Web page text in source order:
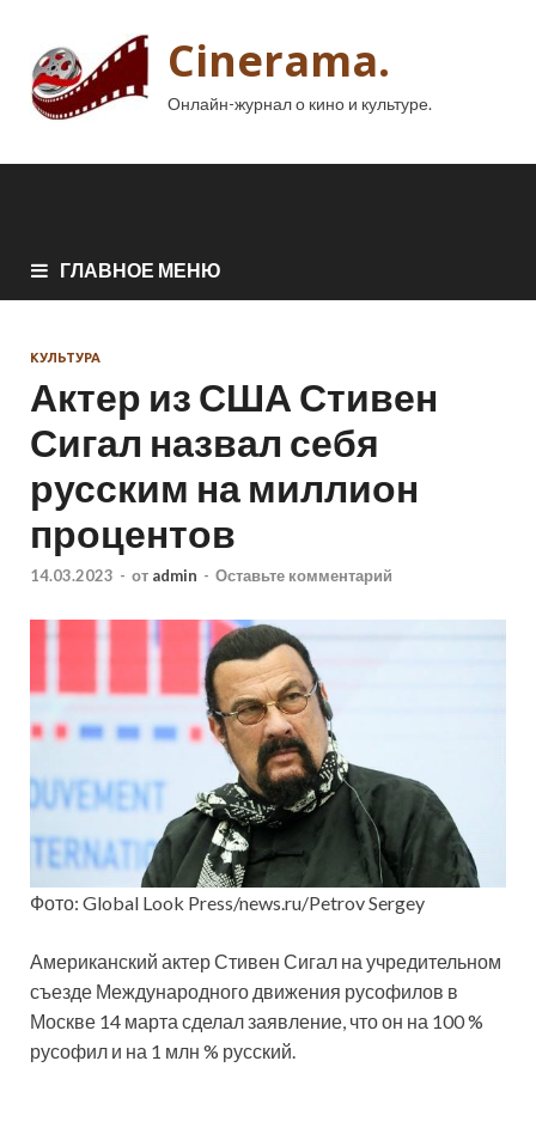
Cinerama.
Онлайн-журнал о кино и культуре.
ГЛАВНОЕ МЕНЮ
КУЛЬТУРА
Актер из США Стивен
Сигал назвал себя
русским на миллион
процентов
14.03.2023 - от admin - Оставьте комментарий
Фото: Global Look Press/news.ru/Petrov Sergey
Американский актер Стивен Сигал на учредительном
съезде Международного движения русофилов в
Москве 14 марта сделал заявление, что он на 100 %
русофил и на 1 млн % русский.